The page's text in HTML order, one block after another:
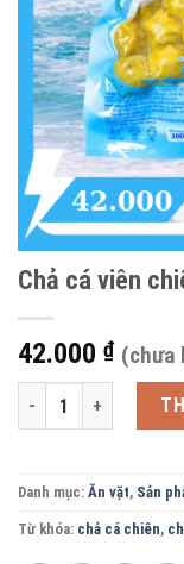
Chả cá viên
42.000 ₫ (chưa
Chả cá viên chiên
Danh mục: Ăn vặt, Sản
Từ khóa: chả cá chiên,